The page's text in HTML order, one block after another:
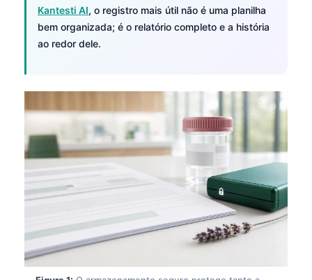
Kantesti AI, o registro mais útil não é uma planilha
bem organizada; é o relatório completo e a história
ao redor dele.